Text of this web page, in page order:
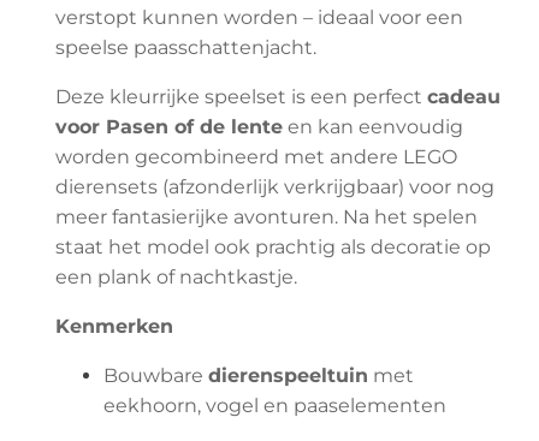
verstopt kunnen worden – ideaal voor een
speelse paasschattenjacht.
Deze kleurrijke speelset is een perfectcadeau
voor Pasen of de lente en kan eenvoudig
worden gecombineerd met andere LEGO
dierensets (afzonderlijk verkrijgbaar) voor nog
meer fantasierijke avonturen. Na het spelen
staat het model ook prachtig als decoratie op
een plank of nachtkastje.
Kenmerken
Bouwbaredierenspeeltuin met
eekhoorn, vogel en paaselementen